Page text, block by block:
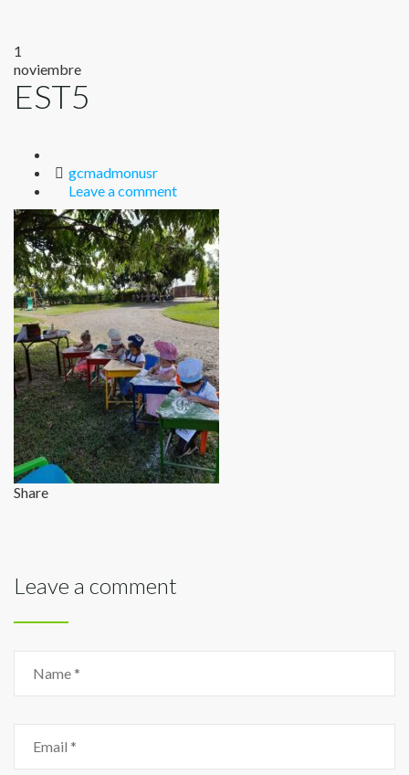
1
noviembre
EST5
Author
gcmadmonusr
Leave a comment
Share
Leave a comment